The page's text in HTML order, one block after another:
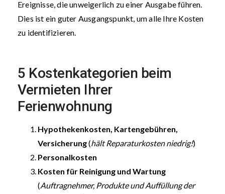
Ereignisse, die unweigerlich zu einer Ausgabe führen.
Dies ist ein guter Ausgangspunkt, um alle Ihre Kosten
zu identifizieren.
5 Kostenkategorien beim
Vermieten Ihrer
Ferienwohnung
Hypothekenkosten, Kartengebühren,
Versicherung(hält Reparaturkosten niedrig!)
Personalkosten
Kosten für Reinigung und Wartung
(Auftragnehmer, Produkte und Auffüllung der